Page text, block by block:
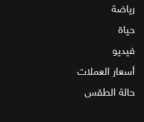
رياضة
حياة
فيديو
أسعار العملات
حالة الطقس